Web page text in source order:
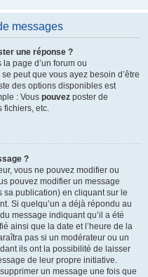
messages
une réponse ?
page d’un forum ou
peut que vous ayez besoin d’être
des options disponibles est
: Vous pouvez poster de
fichiers, etc.
?
vous ne pouvez modifier ou
pouvez modifier un message
publication) en cliquant sur le
Si quelqu’un a déjà répondu au
message indiquant qu’il a été
ainsi que la date et l’heure de la
pas si un modérateur ou un
ils ont la possibilité de laisser
de leur propre initiative.
un message une fois que